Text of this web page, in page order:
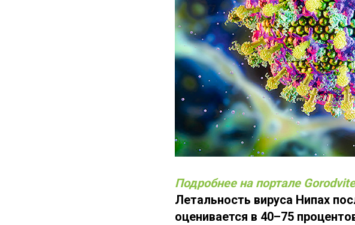
Подробнее на портале
Летальность вируса Нипах
оценивается в 40–75